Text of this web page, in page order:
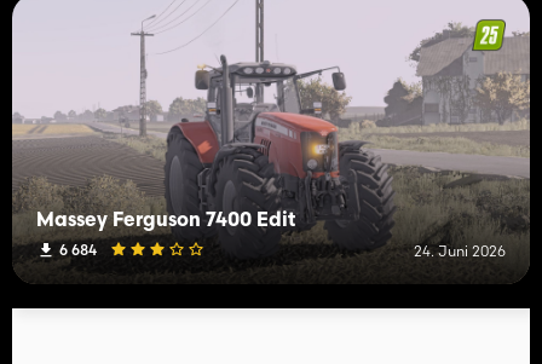
Massey Ferguson 7400 Edit
6 684 24. Juni 2026